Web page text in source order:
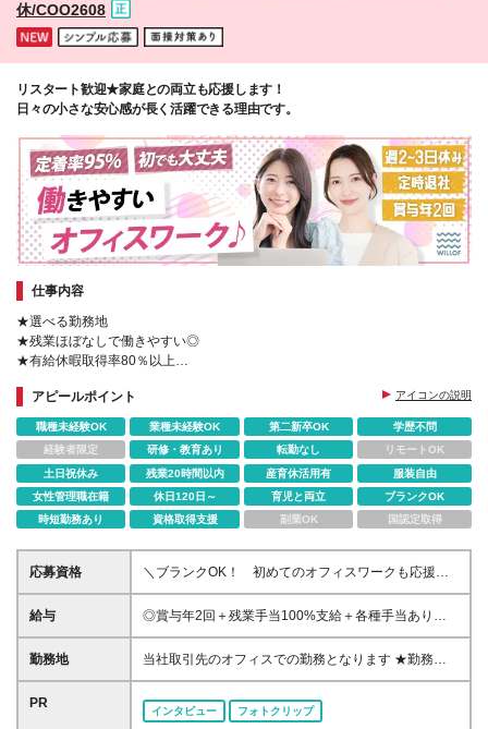
休/COO2608
リスタート歓迎★家庭との両立も応援します！
日々の小さな安心感が長く活躍できる理由です。
仕事内容
★選べる勤務地
★残業ほぼなしで働きやすい◎
★有給休暇取得率80％以上
★希望に合わせてキャリアアップを目指せる
アピールポイント アイコンの説明
職種未経験OK 業種未経験OK 第二新卒OK
学歴不問
経験者限定
研修・教育あり 転勤なし
リモートOK
土日祝休み
残業20時間以内 産育休活用有
服装自由
女性管理職在籍
休日120日～ 育児と両立
ブランクOK
時短勤務あり
資格取得支援 副業OK 国認定取得
応募資格
＼ブランクOK！ 初めてのオフィスワークも応援／
◆未経験歓迎 ◆経験・学歴不問 ★一つでも当てはま
る方は大歓迎です ・プライベートも充実して働きた
立つ専門的な知識を身につけたい方
給与
◎賞与年2回＋残業手当100%支給＋各種手当あり
【東京】月給27万～31万 【横浜】月給23万～25万
【名古屋】月給20万6000円～23万 【大阪】月給20万
+各種手当 ※年齢・スキル・経験を考慮の上、スター
勤務地
当社取引先のオフィスでの勤務となります ★勤務地
は希望を考慮して決定します ★担当オフィスへの直
行直帰となります ≪積極採用エリア≫ 【東京】 六本
木一丁目、浅草橋、茅場町、虎ノ門、日本橋 【神奈
PR
インタビュー フォトクリップ